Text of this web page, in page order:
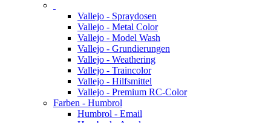
Vallejo - Spraydosen
Vallejo - Metal Color
Vallejo - Model Wash
Vallejo - Grundierungen
Vallejo - Weathering
Vallejo - Traincolor
Vallejo - Hilfsmittel
Vallejo - Premium RC-Color
Farben - Humbrol
Humbrol - Email